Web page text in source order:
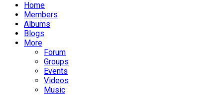
Home
Members
Albums
Blogs
More
Forum
Groups
Events
Videos
Music